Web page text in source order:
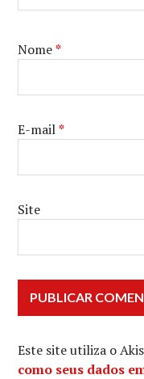
Nome*
E-mail*
Site
Este site utiliza o
como seus dados